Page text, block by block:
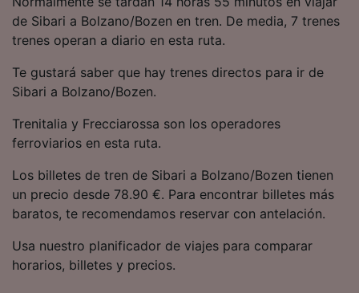
de Sibari a Bolzano/Bozen en tren. De media, 7 trenes
trenes operan a diario en esta ruta.
Te gustará saber que hay trenes directos para ir de
Sibari a Bolzano/Bozen.
Trenitalia y Frecciarossa son los operadores
ferroviarios en esta ruta.
Los billetes de tren de Sibari a Bolzano/Bozen tienen
un precio desde 78.90 €. Para encontrar billetes más
baratos, te recomendamos reservar con antelación.
Usa nuestro planificador de viajes para comparar
horarios, billetes y precios.
precisa. Analizar activamente las
características del dispositivo para su
identificación. Almacenar la información en un
contenido personalizados, medición de
publicidad y contenido, investigación de
Lista de asociados (proveedores)